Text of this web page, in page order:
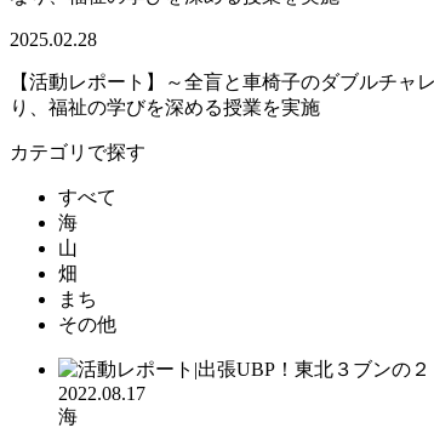
2025.02.28
【活動レポート】～全盲と車椅子のダブルチ
り、福祉の学びを深める授業を実施
カテゴリで探す
すべて
海
山
畑
まち
その他
2022.08.17
海